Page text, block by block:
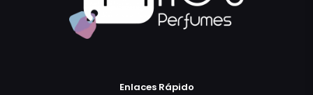
Enlaces Rápido